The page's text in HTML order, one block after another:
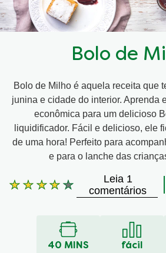
Bolo de
Bolo de Milho é aquela receita que
junina e cidade do interior. Aprenda
econômica para um delicioso
liquidificador. Fácil e delicioso, ele
de uma hora! Perfeito para
e para o lanche das
A
Leia 1
comentários
40 MINS fácil